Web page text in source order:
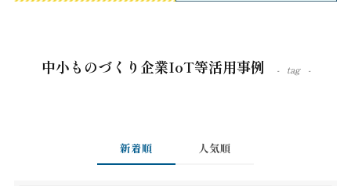
中小ものづくり企業IoT等活用事例 tag
新着順 人気順